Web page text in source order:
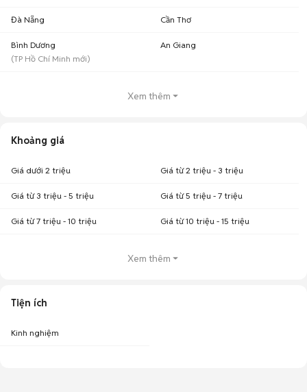
Đà Nẵng Cần Thơ
Bình Dương
(TP Hồ Chí Minh mới)
An Giang
Xem thêm
Khoảng giá
Giá dưới 2 triệu Giá từ 2 triệu - 3 triệu
Giá từ 3 triệu - 5 triệu Giá từ 5 triệu - 7 triệu
Giá từ 7 triệu - 10 triệu Giá từ 10 triệu - 15 triệu
Xem thêm
Tiện ích
Kinh nghiệm